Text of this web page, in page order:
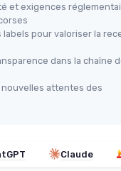
et exigences
labels pour valoriser la
dans la chaîne
attentes des
Claude